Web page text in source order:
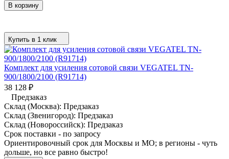
В корзину
Купить в 1 клик
Комплект для усиления сотовой связи VEGATEL TN-
900/1800/2100 (R91714)
38 128 ₽
Предзаказ
Склад (Москва): Предзаказ
Склад (Звенигород): Предзаказ
Склад (Новороссийск): Предзаказ
Срок поставки - по запросу
Ориентировочный срок для Москвы и МО; в регионы - чуть
дольше, но все равно быстро!